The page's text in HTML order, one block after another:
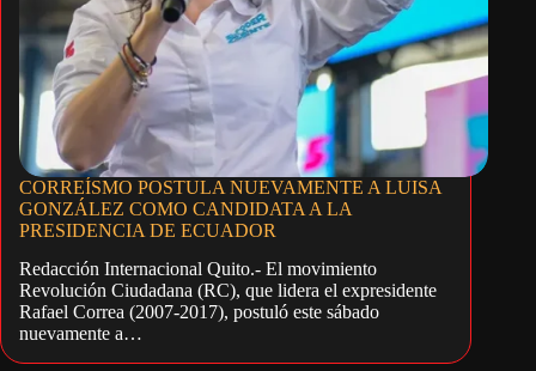
CORREÍSMO POSTULA NUEVAMENTE A LUISA
GONZÁLEZ COMO CANDIDATA A LA
PRESIDENCIA DE ECUADOR
Redacción Internacional Quito.- El movimiento
Revolución Ciudadana (RC), que lidera el expresidente
Rafael Correa (2007-2017), postuló este sábado
nuevamente a…